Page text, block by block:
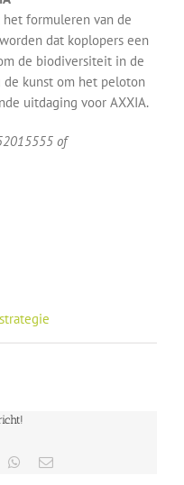
formuleren van de
dat koplopers een
de biodiversiteit in de
de kunst om het peloton
uitdaging voor AXXIA.
of
WhatsApp
E-